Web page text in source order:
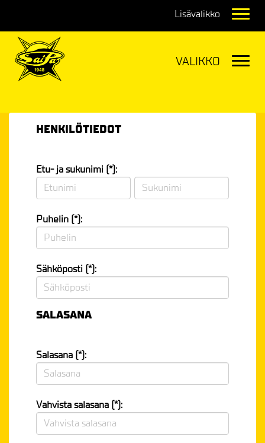
HENKILÖTIEDOT
Etu- ja sukunimi (*):
Puhelin (*):
Sähköposti (*):
SALASANA
Salasana (*):
Vahvista salasana (*):